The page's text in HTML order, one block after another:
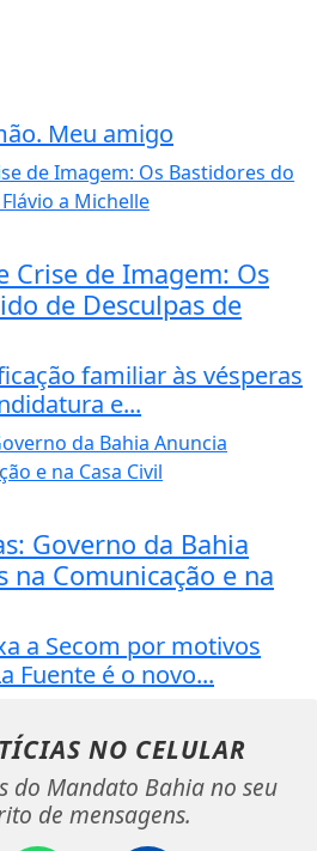
Meu amigo
Crise de Imagem: Os
de Desculpas de
familiar às vésperas
e...
Governo da Bahia
na Comunicação e na
a Secom por motivos
Fuente é o novo...
NO CELULAR
do Mandato Bahia no seu
de mensagens.